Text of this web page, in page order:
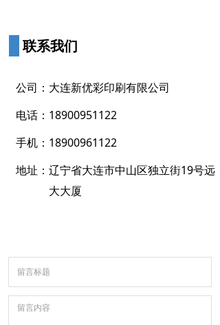
联系我们
公司： 大连新优彩印刷有限公司
电话： 18900951122
手机： 18900961122
地址： 辽宁省大连市中山区独立街19号远
大大厦